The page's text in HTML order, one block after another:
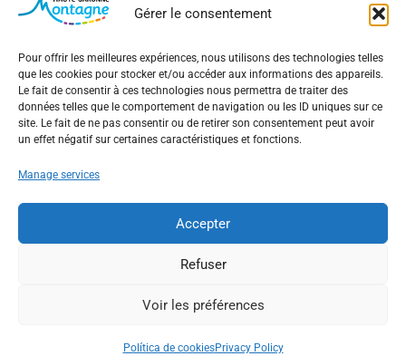
Gérer le consentement
Pour offrir les meilleures expériences, nous utilisons des technologies telles
que les cookies pour stocker et/ou accéder aux informations des appareils.
Le fait de consentir à ces technologies nous permettra de traiter des
données telles que le comportement de navigation ou les ID uniques sur ce
site. Le fait de ne pas consentir ou de retirer son consentement peut avoir
un effet négatif sur certaines caractéristiques et fonctions.
Manage services
Accepter
Refuser
Voir les préférences
Política de cookiesPrivacy Policy
STAY INFORMED
Subscribe to our newsletter
DOWNLOAD OUR APP
Apple Store
Google Play